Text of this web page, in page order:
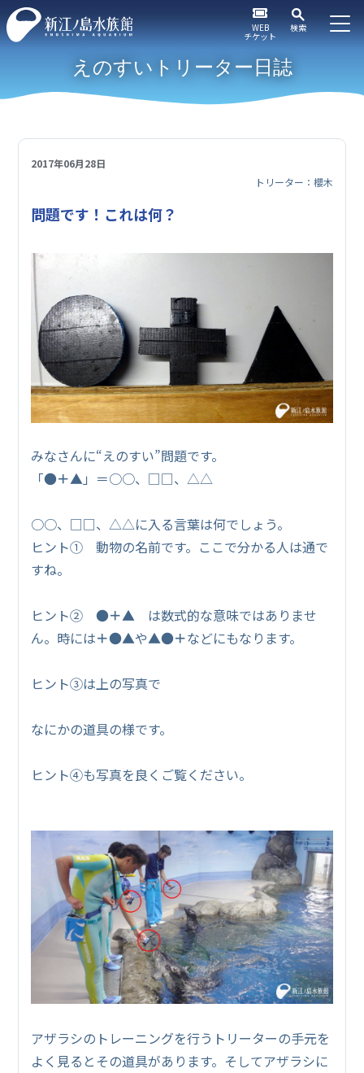
WEB
チケット
検索
えのすいトリーター日誌
2017年06月28日
トリーター：櫻木
問題です！これは何？
みなさんに“えのすい”問題です。
「●＋▲」＝○○、□□、△△
○○、□□、△△に入る言葉は何でしょう。
ヒント① 動物の名前です。ここで分かる人は通で
すね。
ヒント② ●＋▲ は数式的な意味ではありませ
ん。時には＋●▲や▲●＋などにもなります。
ヒント③は上の写真で
なにかの道具の様です。
ヒント④も写真を良くご覧ください。
アザラシのトレーニングを行うトリーターの手元を
よく見るとその道具があります。そしてアザラシに